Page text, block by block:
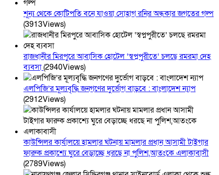
শূন্য থেকে কোটিপতি বনে যাওয়া সোহাগ রনির অন্ধকার জগতের গল্প
(3913Views)
রাজধানীর মিরপুরে আবাসিক হোটেল ‘স্বপ্নপুরীতে’ চলছে রমরমা দেহ
ব্যবসা(2940Views)
এলপিজি’র মূল্যবৃদ্ধি জনগণের দুর্ভোগ বাড়বে : বাংলাদেশ ন্যাপ
(2912Views)
কাউন্সিলর কার্যালয়ে হামলার ঘটনায় মামলার প্রধান আসামী টাইগার
ফারুক প্রকাশ্যে ঘুরে বেড়াচ্ছে ধরছে না পুলিশ,আতংকে এলাকাবাসী
(2789Views)